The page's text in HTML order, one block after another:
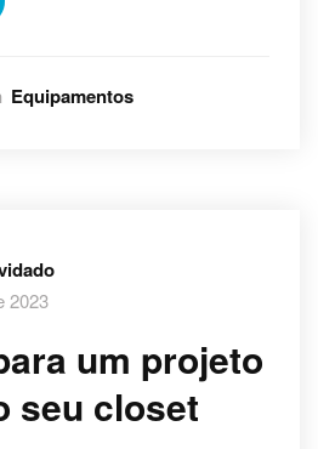
Equipamentos
2023
um projeto
seu closet